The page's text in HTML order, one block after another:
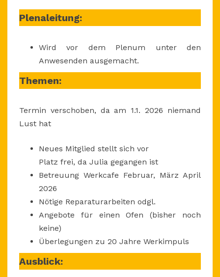
Plenaleitung:
Wird vor dem Plenum unter den
Anwesenden ausgemacht.
Themen:
Termin verschoben, da am 1.1. 2026 niemand
Lust hat
Neues Mitglied stellt sich vor
Platz frei, da Julia gegangen ist
Betreuung Werkcafe Februar, März April
2026
Nötige Reparaturarbeiten odgl.
Angebote für einen Ofen (bisher noch
keine)
Überlegungen zu 20 Jahre Werkimpuls
Ausblick: